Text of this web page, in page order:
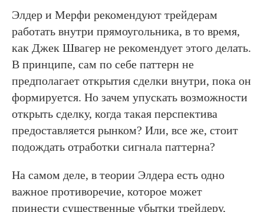
Элдер и Мерфи рекомендуют трейдерам
работать внутри прямоугольника, в то время,
как Джек Швагер не рекомендует этого делать.
В принципе, сам по себе паттерн не
предполагает открытия сделки внутри, пока он
формируется. Но зачем упускать возможности
открыть сделку, когда такая перспектива
предоставляется рынком? Или, все же, стоит
подождать отработки сигнала паттерна?
На самом деле, в теории Элдера есть одно
важное противоречие, которое может
принести существенные убытки трейдеру,